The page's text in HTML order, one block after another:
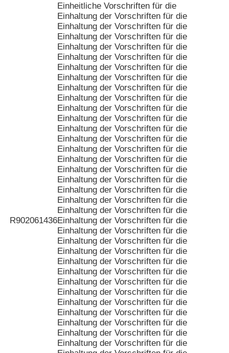
R902061436
Einheitliche Vorschriften für die
Einhaltung der Vorschriften für die
Einhaltung der Vorschriften für die
Einhaltung der Vorschriften für die
Einhaltung der Vorschriften für die
Einhaltung der Vorschriften für die
Einhaltung der Vorschriften für die
Einhaltung der Vorschriften für die
Einhaltung der Vorschriften für die
Einhaltung der Vorschriften für die
Einhaltung der Vorschriften für die
Einhaltung der Vorschriften für die
Einhaltung der Vorschriften für die
Einhaltung der Vorschriften für die
Einhaltung der Vorschriften für die
Einhaltung der Vorschriften für die
Einhaltung der Vorschriften für die
Einhaltung der Vorschriften für die
Einhaltung der Vorschriften für die
Einhaltung der Vorschriften für die
Einhaltung der Vorschriften für die
Einhaltung der Vorschriften für die
Einhaltung der Vorschriften für die
Einhaltung der Vorschriften für die
Einhaltung der Vorschriften für die
Einhaltung der Vorschriften für die
Einhaltung der Vorschriften für die
Einhaltung der Vorschriften für die
Einhaltung der Vorschriften für die
Einhaltung der Vorschriften für die
Einhaltung der Vorschriften für die
Einhaltung der Vorschriften für die
Einhaltung der Vorschriften für die
Einhaltung der Vorschriften für die